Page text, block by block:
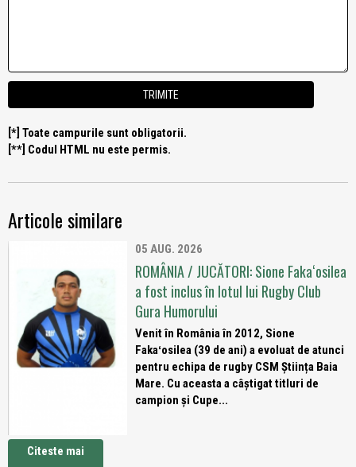
[*] Toate campurile sunt obligatorii.
[**] Codul HTML nu este permis.
Articole similare
05 AUG. 2026
ROMÂNIA / JUCĂTORI: Sione Fakaʻosilea
a fost inclus în lotul lui Rugby Club
Gura Humorului
Venit în România în 2012, Sione
Fakaʻosilea (39 de ani) a evoluat de atunci
pentru echipa de rugby CSM Știința Baia
Mare. Cu aceasta a câștigat titluri de
campion și Cupe...
Citeste mai